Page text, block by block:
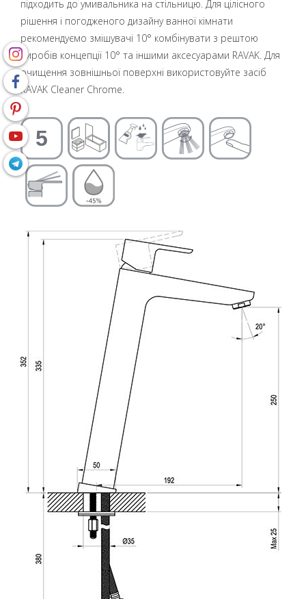
підходить до умивальника на стільницю. Для цілісного
рішення і погодженого дизайну ванної кімнати
рекомендуємо змішувачі 10° комбінувати з рештою
виробів концепції 10° та іншими аксесуарами RAVAK. Для
очищення зовнішньої поверхні використовуйте засіб
RAVAK Cleaner Chrome.